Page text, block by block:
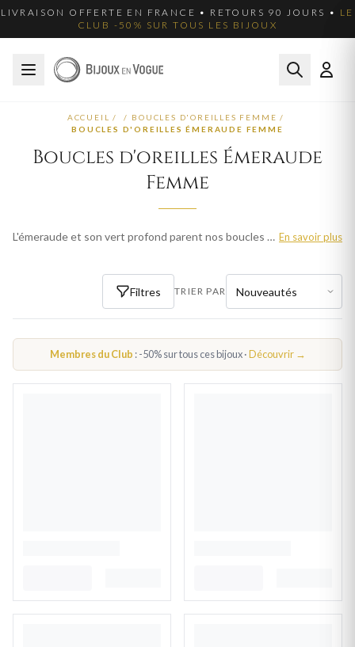
LIVRAISON OFFERTE EN FRANCE • RETOURS 90 JOURS • LE
CLUB -50% SUR TOUS LES BIJOUX
ACCUEIL / / BOUCLES D'OREILLES FEMME /
BOUCLES D'OREILLES ÉMERAUDE FEMME
Boucles d'oreilles Émeraude
Femme
L'émeraude et son vert profond parent nos boucles d'oreilles femme d'une élégance naturelle. Puces, dormeuses ou pendantes en or et argent 925, pour un style raffiné et distinctif. En savoir plus
Filtres TRIER PAR
Membres du Club : -50% sur tous ces bijoux ·Découvrir →